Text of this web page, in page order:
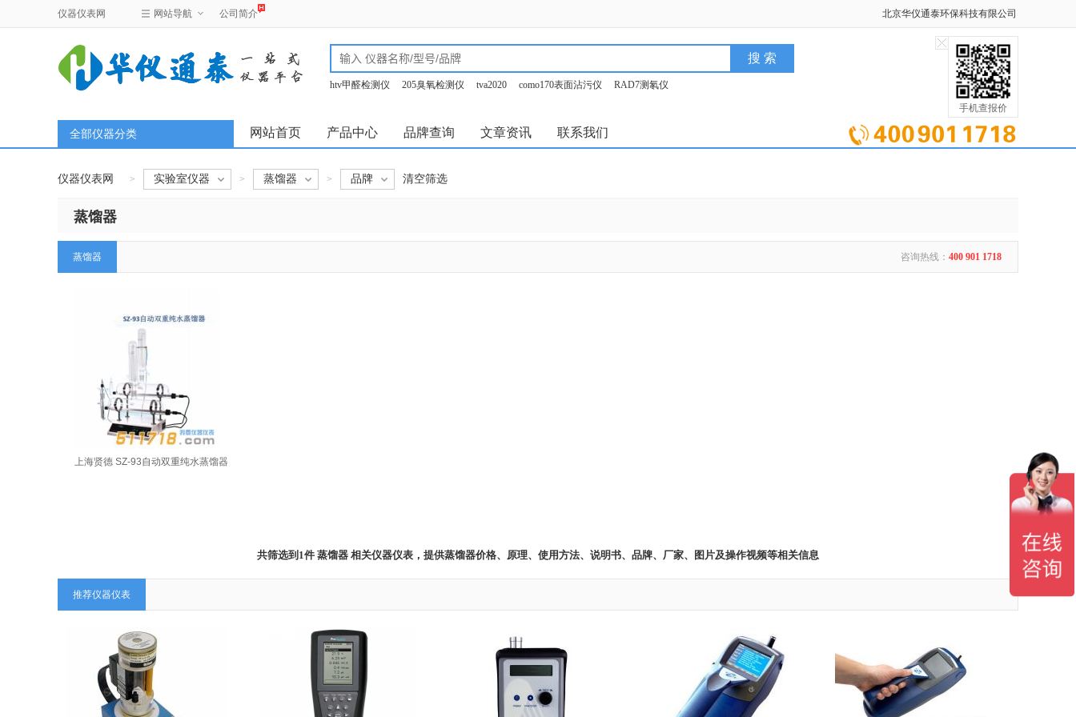
北京华仪通泰环保科技有限公司
仪器仪表网 网站导航 公司简介
htv甲醛检测仪 205臭氧检测仪 tva2020 como170表面沾污仪
RAD7测氡仪
手机查报价
网站首页 产品中心 品牌查询 文章资讯 联系我们
全部仪器分类
仪器仪表网 > 实验室仪器 > 蒸馏器 > 品牌 清空筛选
蒸馏器
咨询热线： 400 901 1718
蒸馏器
上海贤德 SZ-93自动双重纯水蒸馏器
共筛选到1件 蒸馏器 相关仪器仪表，提供蒸馏器价格、原理、使用方法、说明书、品牌、厂家、图片及操作视频等相关信息
推荐仪器仪表